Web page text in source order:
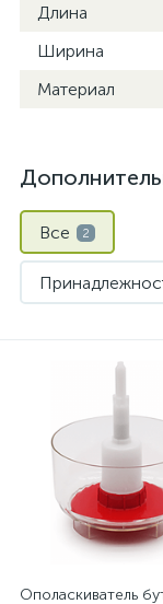
Длина
Ширина
Материал
Все 2
Ополаскиватель